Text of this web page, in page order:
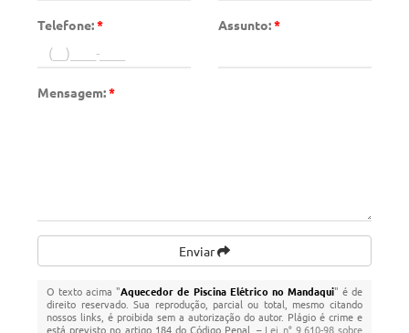
Telefone:* Assunto:*
Mensagem:*
Enviar
O texto acima "Aquecedor de Piscina Elétrico no Mandaqui" é de
direito reservado. Sua reprodução, parcial ou total, mesmo citando
nossos links, é proibida sem a autorização do autor. Plágio é crime e
está previsto no artigo 184 do Código Penal. – Lei n° 9.610-98 sobre